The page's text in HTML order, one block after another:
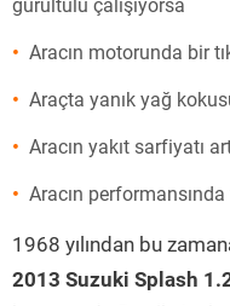
gürültülü çalışıyorsa
Aracın motorunda bir
Araçta yanık yağ
Aracın yakıt sarfiyatı
Aracın
1968 yılından bu
2013 Suzuki Splash